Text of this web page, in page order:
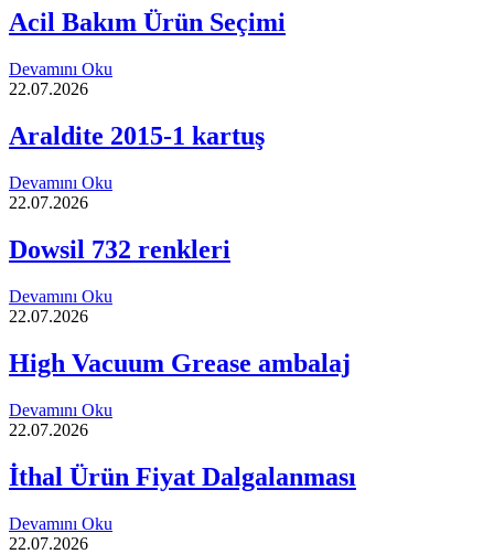
Acil Bakım Ürün Seçimi
Devamını Oku
22.07.2026
Araldite 2015-1 kartuş
Devamını Oku
22.07.2026
Dowsil 732 renkleri
Devamını Oku
22.07.2026
High Vacuum Grease ambalaj
Devamını Oku
22.07.2026
İthal Ürün Fiyat Dalgalanması
Devamını Oku
22.07.2026